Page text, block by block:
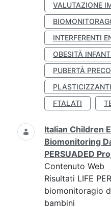
VALUTAZIONE
INTERFERENTI
OBESITÀ
PUBERTÀ
PLASTICIZZANTI
FTALATI
Italian Children
Biomonitoring
PERSUADED
Contenuto Web
Risultati LIFE
biomonitoragio
bambini